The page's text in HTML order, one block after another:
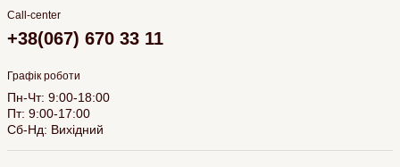
Call-center
+38(067) 670 33 11
Графік роботи
Пн-Чт: 9:00-18:00
Пт: 9:00-17:00
Сб-Нд: Вихідний